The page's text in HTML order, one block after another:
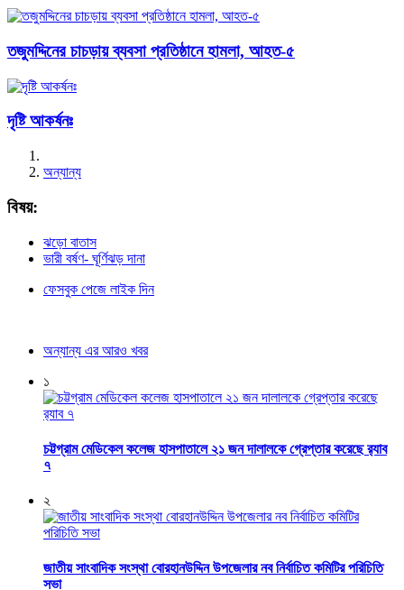
তজুমদ্দিনের চাচড়ায় ব্যবসা প্রতিষ্ঠানে হামলা, আহত-৫
দৃষ্টি আকর্ষনঃ
অন্যান্য
বিষয়:
ঝড়ো বাতাস
ভারী বর্ষণ- ঘূর্ণিঝড় দানা
ফেসবুক পেজে লাইক দিন
অন্যান্য এর আরও খবর
১
চট্টগ্রাম মেডিকেল কলেজ হাসপাতালে ২১ জন দালালকে গ্রেপ্তার করেছে র‌্যাব
৭
২
জাতীয় সাংবাদিক সংস্থা বোরহানউদ্দিন উপজেলার নব নির্বাচিত কমিটির পরিচিতি
সভা